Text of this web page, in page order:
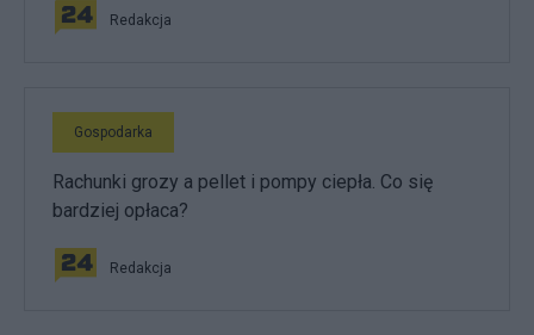
Redakcja
Gospodarka
Rachunki grozy a pellet i pompy ciepła. Co się
bardziej opłaca?
Redakcja